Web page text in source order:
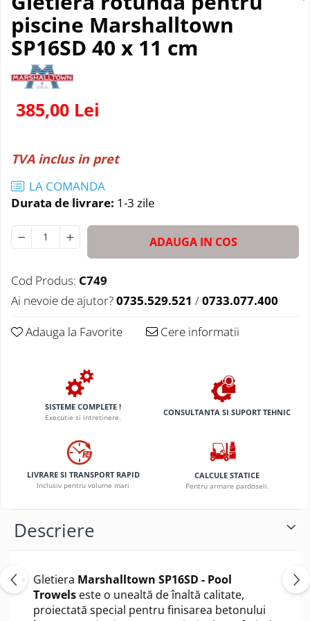
piscine Marshalltown
SP16SD 40 x 11 cm
385,00 Lei
TVA inclus in pret
LA COMANDA
Durata de livrare: 1-3 zile
ADAUGA IN COS
Cod Produs: C749
Ai nevoie de ajutor?0735.529.521 /0733.077.400
Adauga la Favorite
Cere informatii
SISTEME COMPLETE !
Executie si intretinere.
CONSULTANTA SI SUPORT TEHNIC
LIVRARE SI TRANSPORT RAPID
Inclusiv pentru volume mari
CALCULE STATICE
Pentru armare pardoseli.
Descriere
Gletiera Marshalltown SP16SD - Pool
Trowels este o unealtă de înaltă calitate,
proiectată special pentru finisarea betonului